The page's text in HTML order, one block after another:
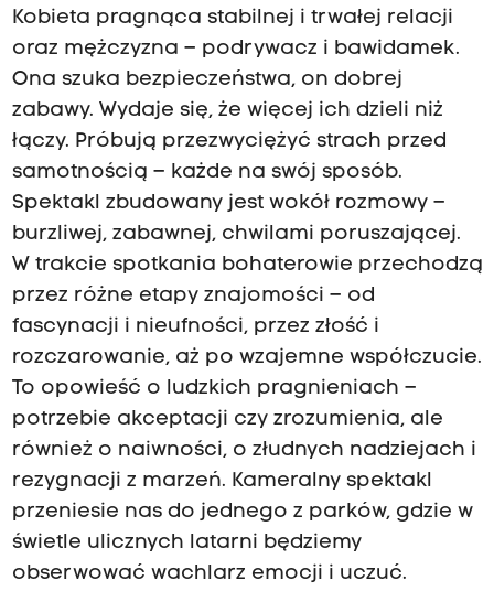
Kobieta pragnąca stabilnej i trwałej relacji
oraz mężczyzna – podrywacz i bawidamek.
Ona szuka bezpieczeństwa, on dobrej
zabawy. Wydaje się, że więcej ich dzieli niż
łączy. Próbują przezwyciężyć strach przed
samotnością – każde na swój sposób.
Spektakl zbudowany jest wokół rozmowy –
burzliwej, zabawnej, chwilami poruszającej.
W trakcie spotkania bohaterowie przechodzą
przez różne etapy znajomości – od
fascynacji i nieufności, przez złość i
rozczarowanie, aż po wzajemne współczucie.
To opowieść o ludzkich pragnieniach –
potrzebie akceptacji czy zrozumienia, ale
również o naiwności, o złudnych nadziejach i
rezygnacji z marzeń. Kameralny spektakl
przeniesie nas do jednego z parków, gdzie w
świetle ulicznych latarni będziemy
obserwować wachlarz emocji i uczuć.